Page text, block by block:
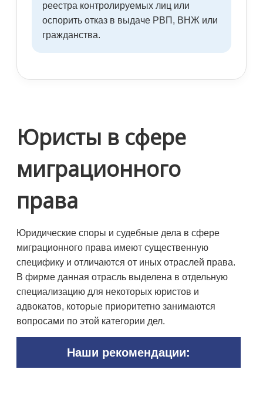
реестра контролируемых лиц или
оспорить отказ в выдаче РВП, ВНЖ или
гражданства.
Юристы в сфере
миграционного
права
Юридические споры и судебные дела в сфере
миграционного права имеют существенную
специфику и отличаются от иных отраслей права.
В фирме данная отрасль выделена в отдельную
специализацию для некоторых юристов и
адвокатов, которые приоритетно занимаются
вопросами по этой категории дел.
Наши рекомендации: